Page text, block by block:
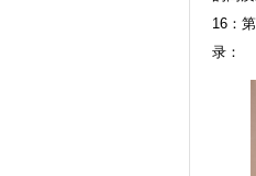
16：
录：